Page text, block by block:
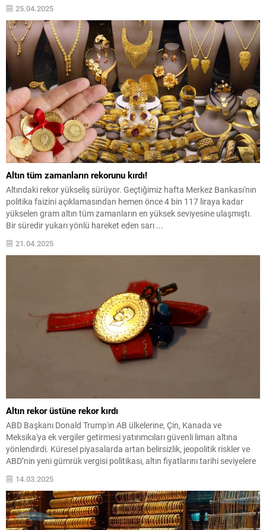
25.04.2025
Altın tüm zamanların rekorunu kırdı!
Altındaki rekor yükseliş sürüyor. Geçtiğimiz hafta Merkez Bankası'nın
politika faizini açıklamasından hemen önce 4 bin 117 liraya kadar
yükselen gram altın tüm zamanların en yüksek seviyesine ulaşmıştı.
Bir süredir yukarı yönlü hareket eden sarı ...
21.04.2025
Altın rekor üstüne rekor kırdı
ABD Başkanı Donald Trump'ın AB ülkelerine, Çin, Kanada ve
Meksika'ya ek vergiler getirmesi yatırımcıları güvenli liman altına
yönlendirdi. Küresel piyasalarda artan belirsizlik, jeopolitik riskler ve
ABD’nin yeni gümrük vergisi politikası, altın fiyatlarını tarihi seviyelere
taşıdı. Ons altın fiyatlarının yukarı yönlü hareketlenmesi de yurt
içindeki altın fiyatlarını hareketlendirdi ve altın bu...
14.03.2025